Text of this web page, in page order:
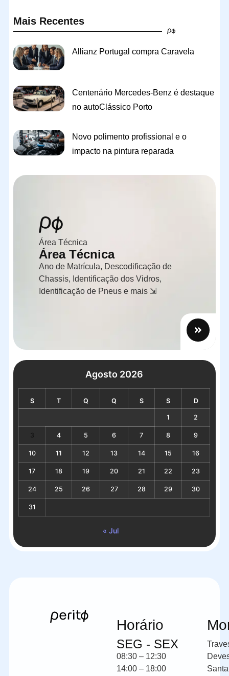
Mais Recentes
Allianz Portugal compra Caravela
Centenário Mercedes-Benz é destaque
no autoClássico Porto
Novo polimento profissional e o
impacto na pintura reparada
Área Técnica
Área Técnica
Ano de Matrícula, Descodificação de
Chassis, Identificação dos Vidros,
Identificação de Pneus e mais ⇲
Agosto 2026
S T Q Q S S D
1 2
3 4 5 6 7 8 9
10 11 12 13 14 15 16
17 18 19 20 21 22 23
24 25 26 27 28 29 30
31
« Jul
Horário
SEG - SEX
08:30 – 12:30
14:00 – 18:00